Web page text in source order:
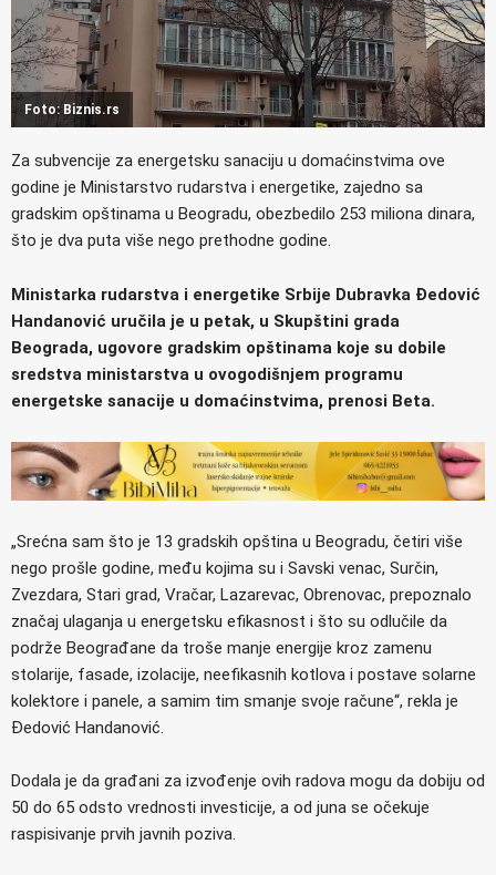
Foto: Biznis.rs
Za subvencije za energetsku sanaciju u domaćinstvima ove
godine je Ministarstvo rudarstva i energetike, zajedno sa
gradskim opštinama u Beogradu, obezbedilo 253 miliona dinara,
što je dva puta više nego prethodne godine.
Ministarka rudarstva i energetike Srbije Dubravka Đedović
Handanović uručila je u petak, u Skupštini grada
Beograda, ugovore gradskim opštinama koje su dobile
sredstva ministarstva u ovogodišnjem programu
energetske sanacije u domaćinstvima, prenosi Beta.
„Srećna sam što je 13 gradskih opština u Beogradu, četiri više
nego prošle godine, među kojima su i Savski venac, Surčin,
Zvezdara, Stari grad, Vračar, Lazarevac, Obrenovac, prepoznalo
značaj ulaganja u energetsku efikasnost i što su odlučile da
podrže Beograđane da troše manje energije kroz zamenu
stolarije, fasade, izolacije, neefikasnih kotlova i postave solarne
kolektore i panele, a samim tim smanje svoje račune“, rekla je
Đedović Handanović.
Dodala je da građani za izvođenje ovih radova mogu da dobiju od
50 do 65 odsto vrednosti investicije, a od juna se očekuje
raspisivanje prvih javnih poziva.